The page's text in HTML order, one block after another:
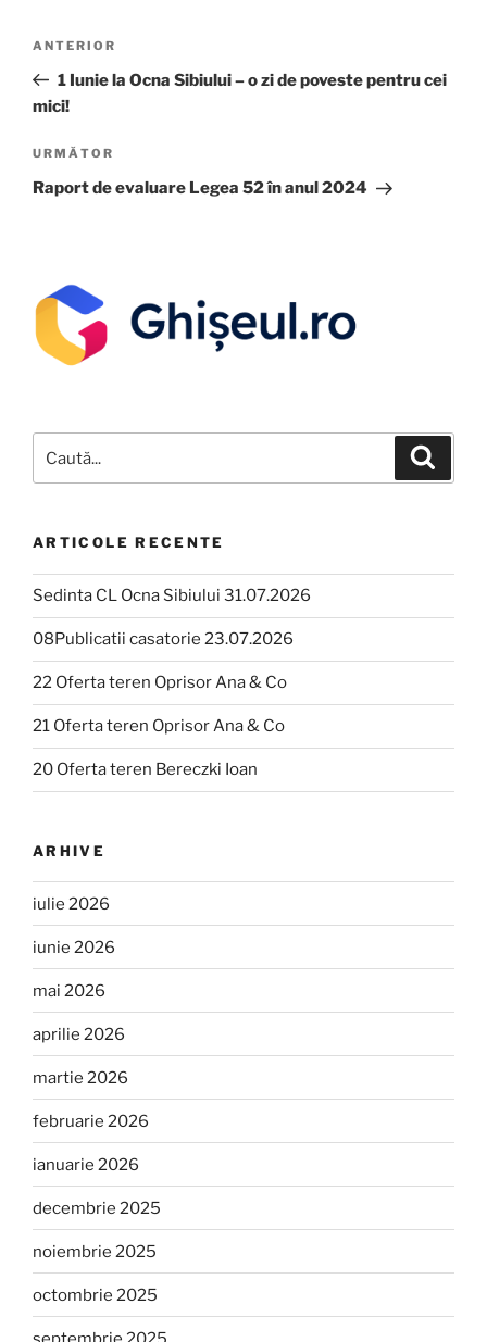
ANTERIOR
1 Iunie la Ocna Sibiului – o zi de poveste pentru cei
mici!
URMĂTOR
Raport de evaluare Legea 52 în anul 2024
ARTICOLE RECENTE
Sedinta CL Ocna Sibiului 31.07.2026
08Publicatii casatorie 23.07.2026
22 Oferta teren Oprisor Ana & Co
21 Oferta teren Oprisor Ana & Co
20 Oferta teren Bereczki Ioan
ARHIVE
iulie 2026
iunie 2026
mai 2026
aprilie 2026
martie 2026
februarie 2026
ianuarie 2026
decembrie 2025
noiembrie 2025
octombrie 2025